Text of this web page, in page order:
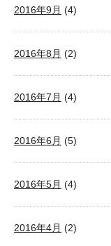
2016年9月 (4)
2016年8月 (2)
2016年7月 (4)
2016年6月 (5)
2016年5月 (4)
2016年4月 (2)